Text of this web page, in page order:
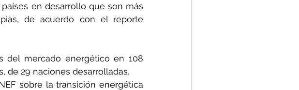
en desarrollo que son más
de acuerdo con el reporte
del mercado energético en 108
de 29 naciones desarrolladas.
sobre la transición energética